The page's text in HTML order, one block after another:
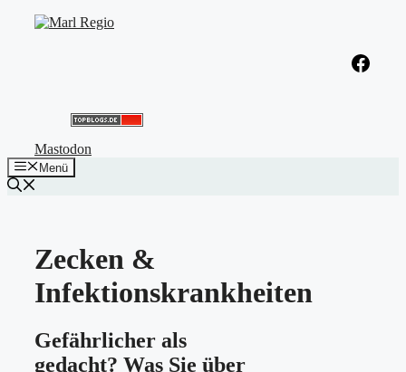
Facebook
Mastodon
Menü
Zecken &
Infektionskrankheiten
Gefährlicher als
gedacht? Was Sie über